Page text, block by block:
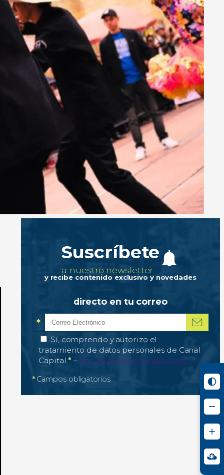
Suscríbete
a nuestro newsletter
y recibe contenido exclusivo y novedades
directo en tu correo
Correo electrónico*
*Campo obligatorio
Autorización de tratamiento de datos
Sí, comprendo y autorizo el
tratamiento de datos personales de Canal
Capital* – Campo obligatorio
Ver Términos y condiciones
*Campos obligatorios